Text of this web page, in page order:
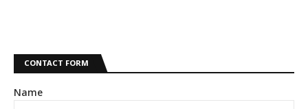
CONTACT FORM
Name